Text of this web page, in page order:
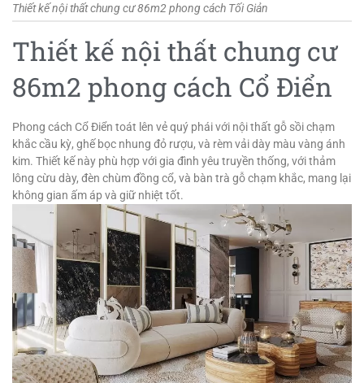
Thiết kế nội thất chung cư 86m2 phong cách Tối Giản
Thiết kế nội thất chung cư
86m2 phong cách Cổ Điển
Phong cách Cổ Điển toát lên vẻ quý phái với nội thất gỗ sồi chạm
khắc cầu kỳ, ghế bọc nhung đỏ rượu, và rèm vải dày màu vàng ánh
kim. Thiết kế này phù hợp với gia đình yêu truyền thống, với thảm
lông cừu dày, đèn chùm đồng cổ, và bàn trà gỗ chạm khắc, mang lại
không gian ấm áp và giữ nhiệt tốt.